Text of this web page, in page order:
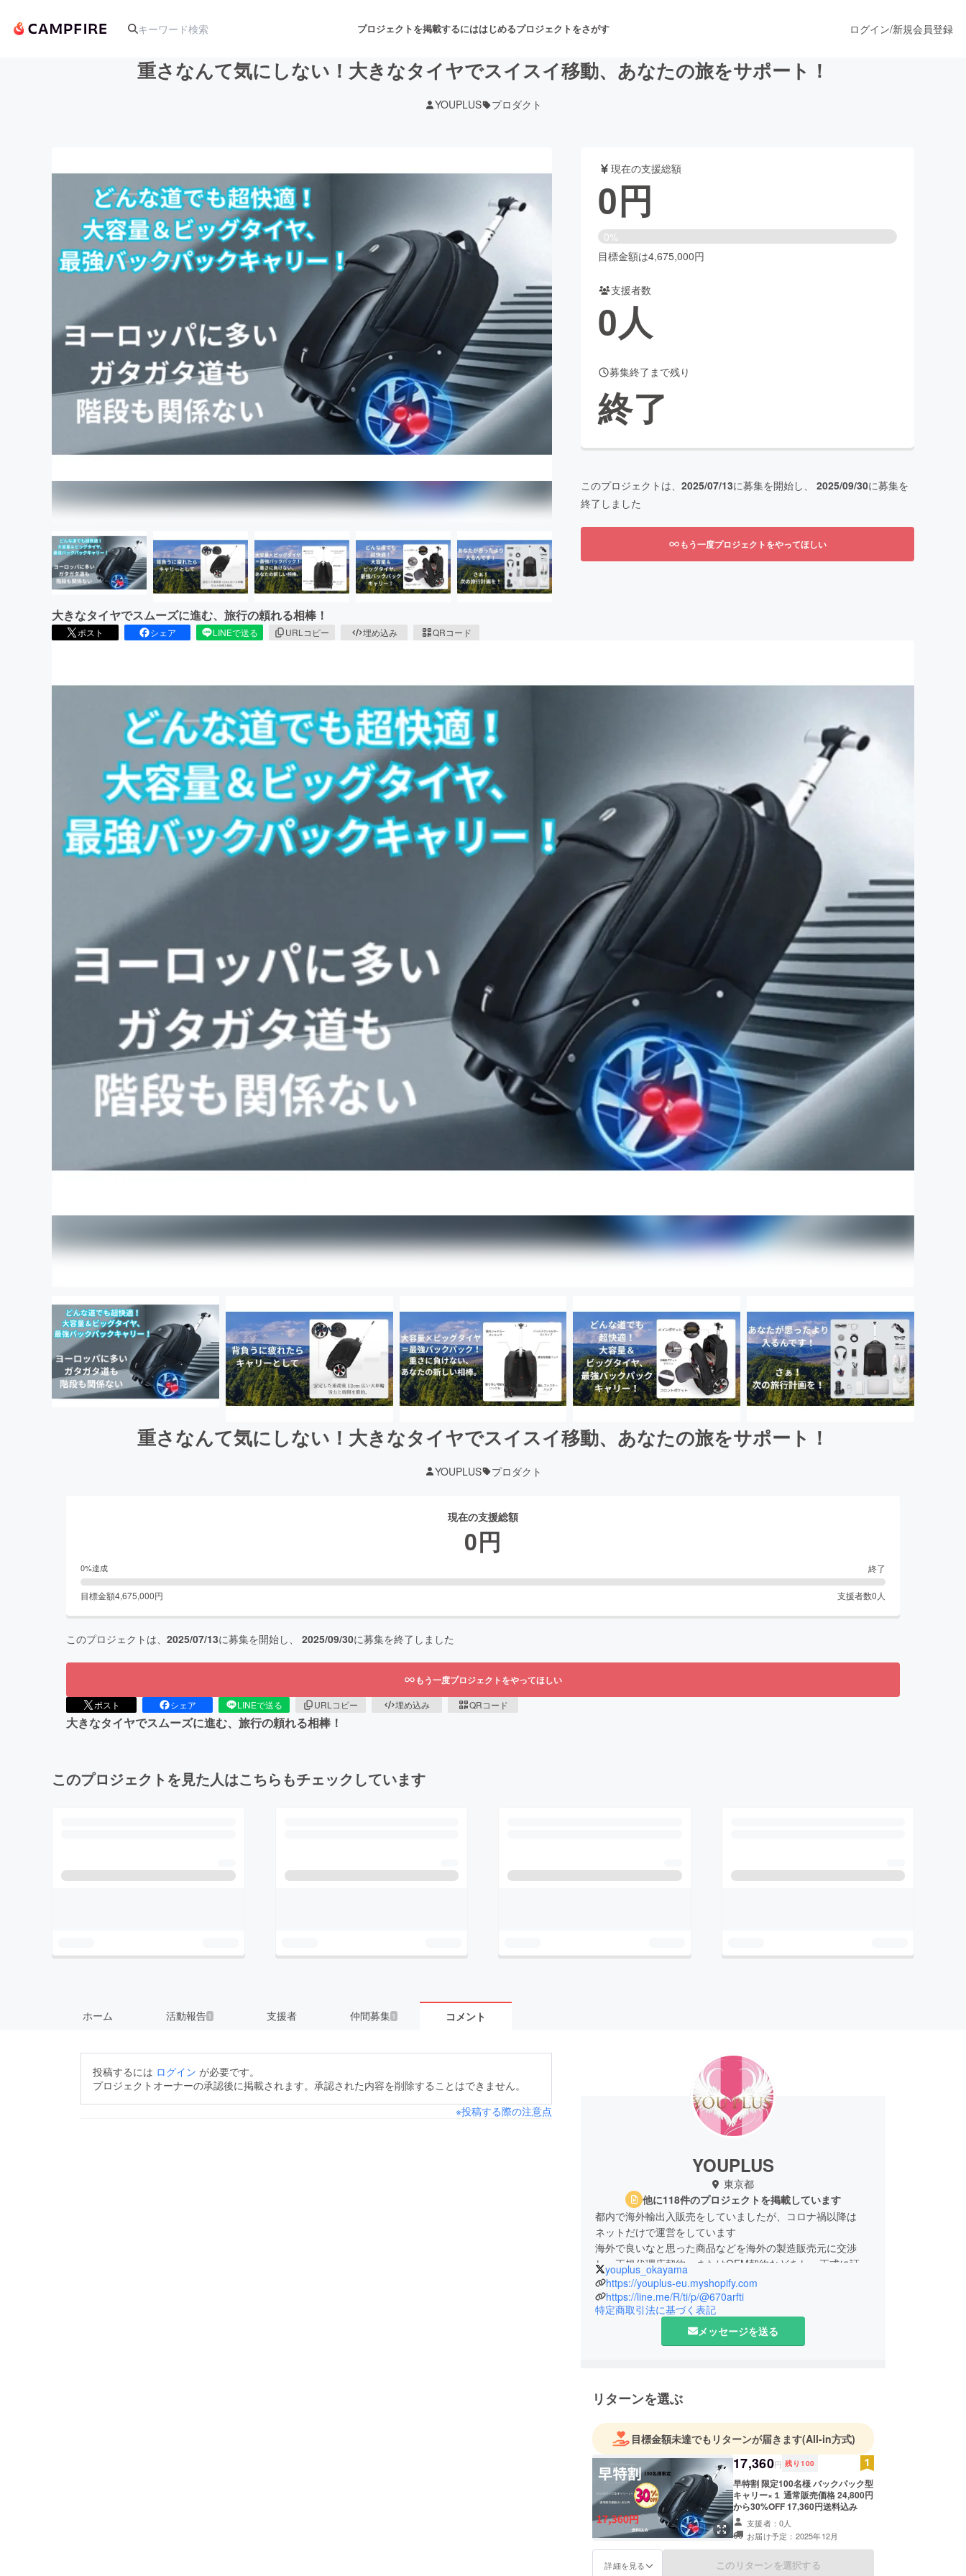
プロジェクトを掲載するにははじめるプロジェクトをさがす
アート・写真 音楽 舞台・パフォーマンス
テクノロジー・ガジェット
映像・映画 書籍・雑誌出版
チャレンジ ビューティー・ヘルスケア
まちづくり・地域活性化
CAMPFIRE for Social GoodCAMPFIRE Creation
CAMPFIREふるさと納税machi-yaコミュニティ
ログイン/新規会員登録
重さなんて気にしない！大きなタイヤでスイスイ移動、あなたの旅をサポート！
YOUPLUS プロダクト
大きなタイヤでスムーズに進む、旅行の頼れる相棒！
ポスト シェア LINEで送る URLコピー 埋め込み QRコード
現在の支援総額
0円
0%
目標金額は4,675,000円
支援者数
0人
募集終了まで残り
終了
このプロジェクトは、 2025/07/13に募集を開始し、 2025/09/30に募集を
終了しました
もう一度プロジェクトをやってほしい
重さなんて気にしない！大きなタイヤでスイスイ移動、あなたの旅をサポート！
YOUPLUS プロダクト
現在の支援総額
0円
0%達成 終了
目標金額4,675,000円 支援者数0 人
このプロジェクトは、 2025/07/13に募集を開始し、 2025/09/30に募集を終了しました
もう一度プロジェクトをやってほしい
ポスト シェア LINEで送る URLコピー 埋め込み QRコード
大きなタイヤでスムーズに進む、旅行の頼れる相棒！
このプロジェクトを見た人はこちらもチェックしています
ホーム 活動報告 1 支援者 仲間募集 1 コメント
投稿するには ログイン が必要です。
プロジェクトオーナーの承認後に掲載されます。承認された内容を削除することはできません。
※投稿する際の注意点
YOUPLUS
東京都
他に118件のプロジェクトを掲載しています
都内で海外輸出入販売をしていましたが、コロナ禍以降は
ネットだけで運営をしています
海外で良いなと思った商品などを海外の製造販売元に交渉
し、正規代理店契約、またはOEM契約などをし、正式に証明
書を頂いた商品をクラファンでプロジェクトしています。
出来るだけお安く提供するつもりです。
他の方と似た商品、全く同じ商品があると思いますが、その
中でも最安を目指しています。
当店の公式オンラインショップではキャンプファイヤーでご
LINEビジネスアカウント作成しました。
是非、追加ください。
お得な情報や、クーポン券などお配りしています。
支援頂いた商品の不具合などもLINEからメッセージを頂けた
ら対応も早いです。
至らないことが多々あるかと思いますが宜しくお願い致しま
す。
youplus_okayama
https://youplus-eu.myshopify.com
https://line.me/R/ti/p/@670arfti
特定商取引法に基づく表記
メッセージを送る
リターンを選ぶ
目標金額未達でもリターンが届きます(All-in方式)
17,360円 残り 100
早特割 限定100名様 バックパック型
キャリー×１ 通常販売価格 24,800円
から30%OFF 17,360円送料込み
支援者：0人
お届け予定：2025年12月
詳細を見る このリターンを選択する